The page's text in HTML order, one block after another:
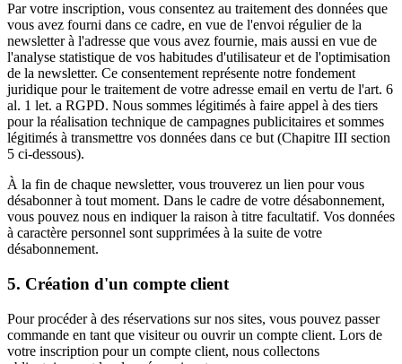
Par votre inscription, vous consentez au traitement des données que
vous avez fourni dans ce cadre, en vue de l'envoi régulier de la
newsletter à l'adresse que vous avez fournie, mais aussi en vue de
l'analyse statistique de vos habitudes d'utilisateur et de l'optimisation
de la newsletter. Ce consentement représente notre fondement
juridique pour le traitement de votre adresse email en vertu de l'art. 6
al. 1 let. a RGPD. Nous sommes légitimés à faire appel à des tiers
pour la réalisation technique de campagnes publicitaires et sommes
légitimés à transmettre vos données dans ce but (Chapitre III section
5 ci-dessous).
À la fin de chaque newsletter, vous trouverez un lien pour vous
désabonner à tout moment. Dans le cadre de votre désabonnement,
vous pouvez nous en indiquer la raison à titre facultatif. Vos données
à caractère personnel sont supprimées à la suite de votre
désabonnement.
5. Création d'un compte client
Pour procéder à des réservations sur nos sites, vous pouvez passer
commande en tant que visiteur ou ouvrir un compte client. Lors de
votre inscription pour un compte client, nous collectons